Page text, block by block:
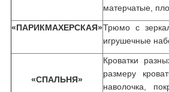
матерчатые,
«ПАРИКМАХЕРСКАЯ»Трюмо с
игрушечные
«СПАЛЬНЯ»
Кроватки
размеру
наволочка,